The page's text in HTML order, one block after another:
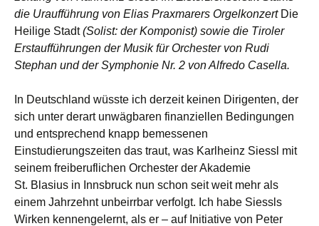
die Uraufführung von Elias Praxmarers OrgelkonzertDie
Heilige Stadt(Solist: der Komponist) sowie die Tiroler
Erstaufführungen der Musik für Orchester von Rudi
Stephan und der Symphonie Nr. 2 von Alfredo Casella.
In Deutschland wüsste ich derzeit keinen Dirigenten, der
sich unter derart unwägbaren finanziellen Bedingungen
und entsprechend knapp bemessenen
Einstudierungszeiten das traut, was Karlheinz Siessl mit
seinem freiberuflichen Orchester der Akademie
St. Blasius in Innsbruck nun schon seit weit mehr als
einem Jahrzehnt unbeirrbar verfolgt. Ich habe Siessls
Wirken kennengelernt, als er – auf Initiative von Peter